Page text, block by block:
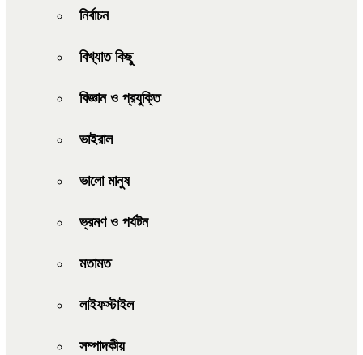
নির্বাচন
বিখ্যাত কিছু
বিজ্ঞান ও প্রযুক্তি
ভাইরাল
ভালো মানুষ
ভ্রমণ ও পর্যটন
মতামত
লাইফস্টাইল
সম্পাদকীয়